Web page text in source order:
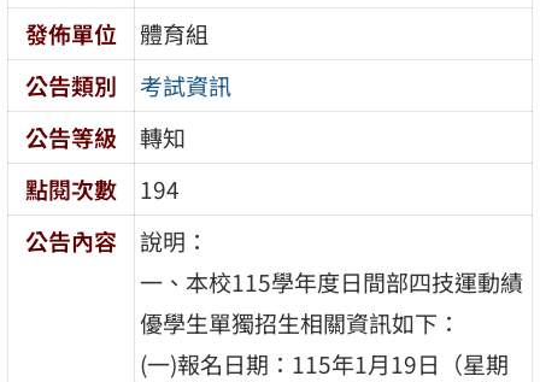
發佈單位
體育組
公告類別
考試資訊
公告等級
轉知
點閱次數
194
公告內容
說明：
一、本校115學年度日間部四技運動績
優學生單獨招生相關資訊如下：
(一)報名日期：115年1月19日（星期